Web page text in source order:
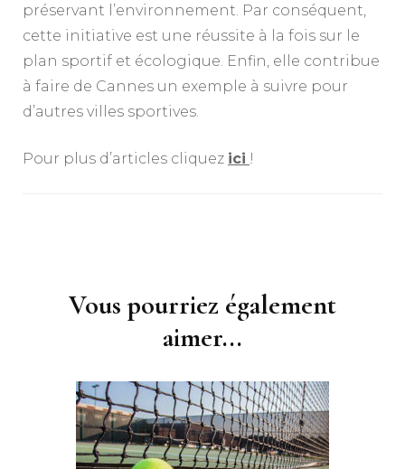
préservant l’environnement. Par conséquent,
cette initiative est une réussite à la fois sur le
plan sportif et écologique. Enfin, elle contribue
à faire de Cannes un exemple à suivre pour
d’autres villes sportives.
Pour plus d’articles cliquez ici !
Vous pourriez également
aimer...